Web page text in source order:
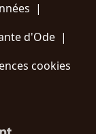
|
d'Ode |
cookies